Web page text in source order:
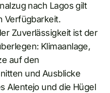
nach Lagos gilt
Verfügbarkeit.
Zuverlässigkeit ist der
Klimaanlage,
auf den
und Ausblicke
Alentejo und die Hügel